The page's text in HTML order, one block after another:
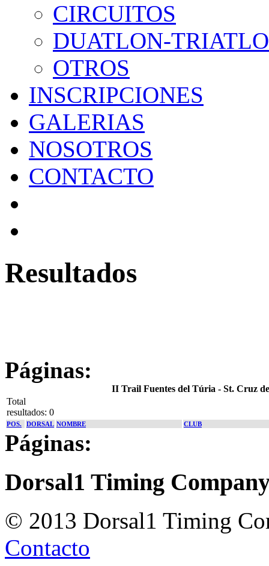
CIRCUITOS
DUATLON-
OTROS
INSCRIPCIONES
GALERIAS
NOSOTROS
CONTACTO
Resultados
Páginas:
II Trail Fuentes del Túria - St. Cruz
Total
resultados: 0
POS. DORSAL NOMBRE CLUB
Páginas:
Dorsal1 Timing
© 2013 Dorsal1 Timing
Contacto